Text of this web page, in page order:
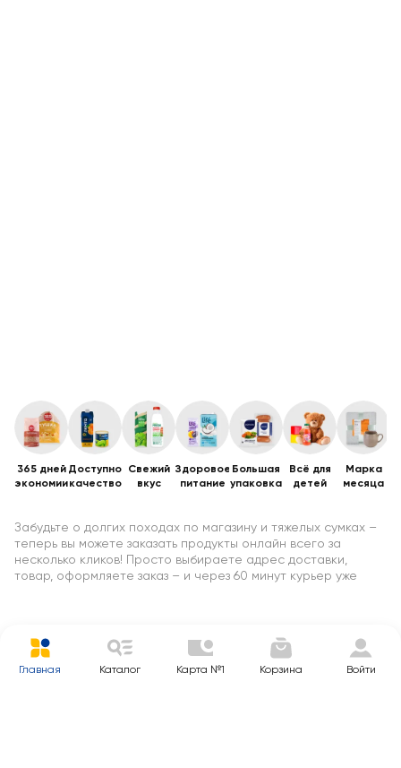
365 дней
экономии
Доступное
качество
Свежий
вкус
Здоровое
питание
Большая
упаковка
Всё для
детей
Марка
месяца
Забудьте о долгих походах по магазину и тяжелых сумках –
теперь вы можете заказать продукты онлайн всего за
несколько кликов! Просто выбираете адрес доставки,
товар, оформляете заказ – и через 60 минут курьер уже
прямо туда, где они нужны.
Переход на онлайн-заказ продуктов – это не мода, а
Главная Каталог Карта №1 Корзина Войти